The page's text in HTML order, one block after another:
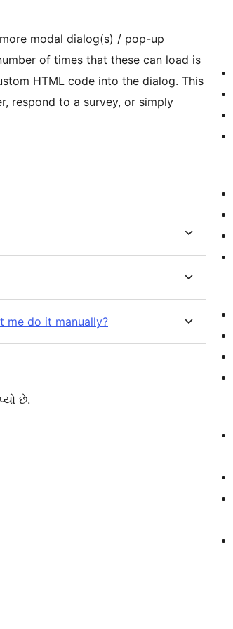
modal dialog(s) / pop-up
of times that these can load is
HTML code into the dialog. This
respond to a survey, or simply
me do it manually?
છે.